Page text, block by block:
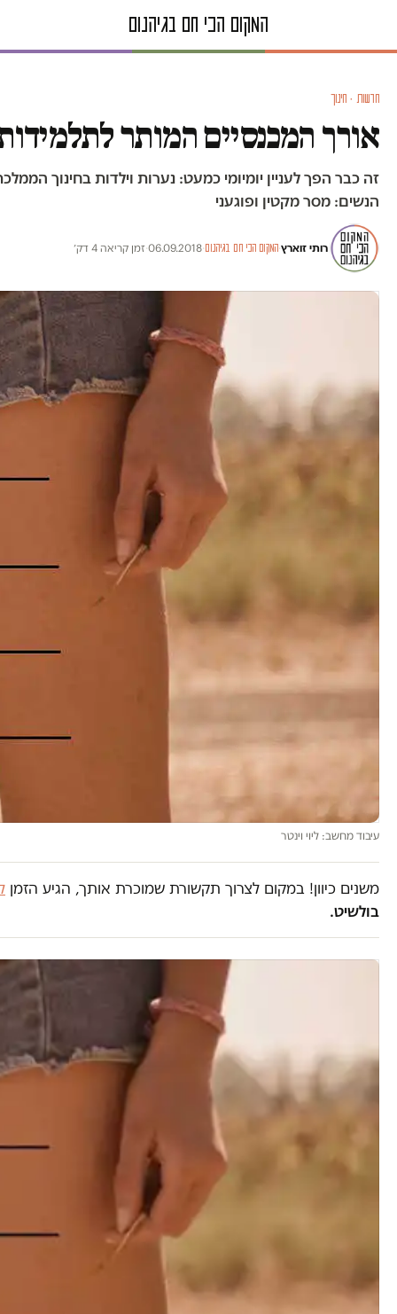
חדשות · חינוך
אורך המכנסיים המותר
זה כבר הפך לעניין יומיומי כמעט: נערות וילדות בחינוך
הנשים: מסר מקטין ופוגעני
רותי זוארץ·המקום הכי חם בגיהנום·
06.09.2018
·זמן קריאה 4 דק׳
עיבוד מחשב: ליוי וינטר
משנים כיוון! במקום לצרוך תקשורת שמוכרת אותך, הגיע הזמן
בולשיט.